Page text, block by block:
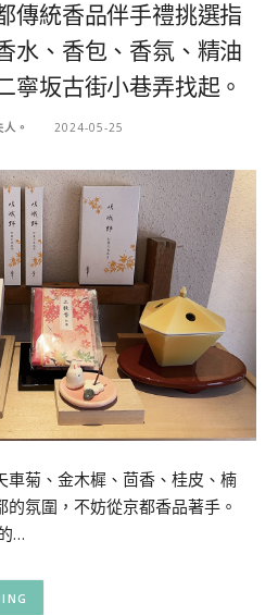
傳統香品伴手禮挑選指
水、香包、香氛、精油
寧坂古街小巷弄找起。
人。 2024-05-25
車菊、金木樨、茴香、桂皮、楠
氛圍，不妨從京都香品著手。
…